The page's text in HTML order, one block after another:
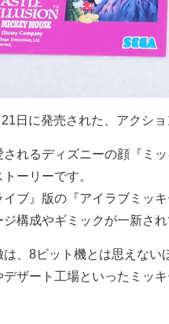
日に発売された、アクショ
されるディズニーの顔『ミ
ーリーです。
イブ』版の『アイラブミッ
構成やギミックが一新され
、8ビット機とは思えない
デザート工場といったミッ